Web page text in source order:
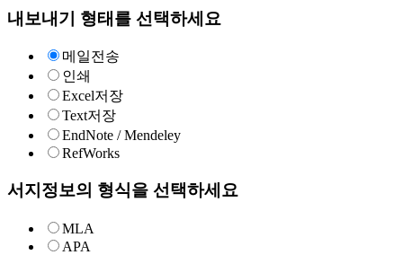
내보내기 형태를 선택하세요
메일전송
인쇄
Excel저장
Text저장
EndNote / Mendeley
RefWorks
서지정보의 형식을 선택하세요
MLA
APA